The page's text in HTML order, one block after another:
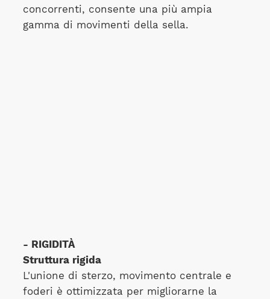
concorrenti, consente una più ampia
gamma di movimenti della sella.
- RIGIDITÀ
Struttura rigida
L'unione di sterzo, movimento centrale e
foderi è ottimizzata per migliorarne la